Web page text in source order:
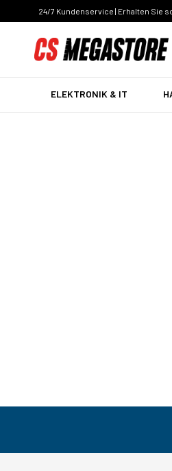
24/7 Kundenservice | Erhalten Sie
ELEKTRONIK & IT